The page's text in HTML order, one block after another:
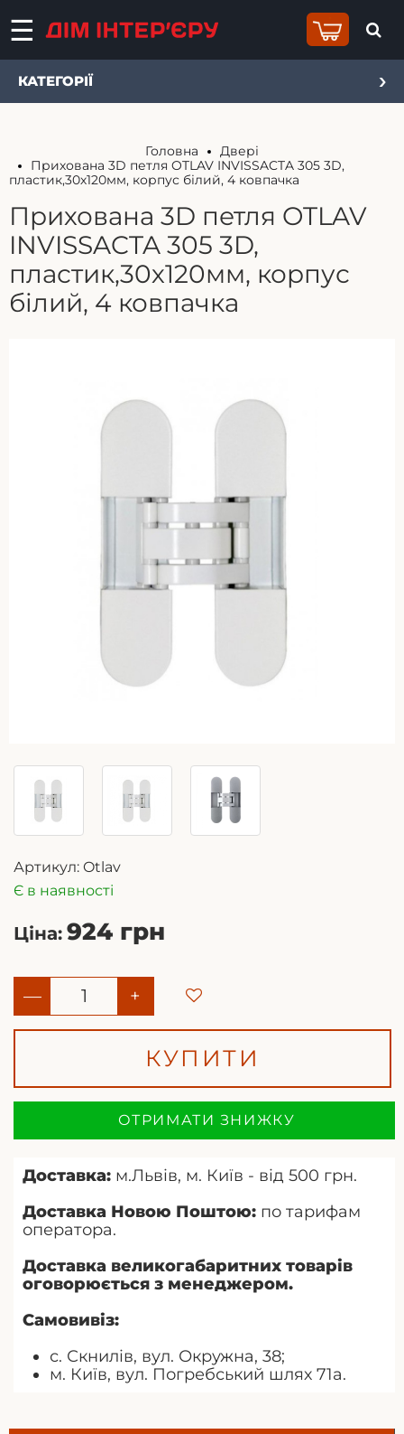
КАТЕГОРІЇ
Головна
Двері
Прихована 3D петля OTLAV INVISSACTA 305 3D,
пластик,30х120мм, корпус білий, 4 ковпачка
Прихована 3D петля OTLAV
INVISSACTA 305 3D,
пластик,30х120мм, корпус
білий, 4 ковпачка
Артикул: Otlav
Є в наявності
Ціна: 924 грн
— +
КУПИТИ
ОТРИМАТИ ЗНИЖКУ
Доставка: м.Львів, м. Київ - від 500 грн.
Доставка Новою Поштою: по тарифам
оператора.
Доставка великогабаритних товарів
оговорюється з менеджером.
Самовивіз:
с. Скнилів, вул. Окружна, 38;
м. Київ, вул. Погребський шлях 71а.